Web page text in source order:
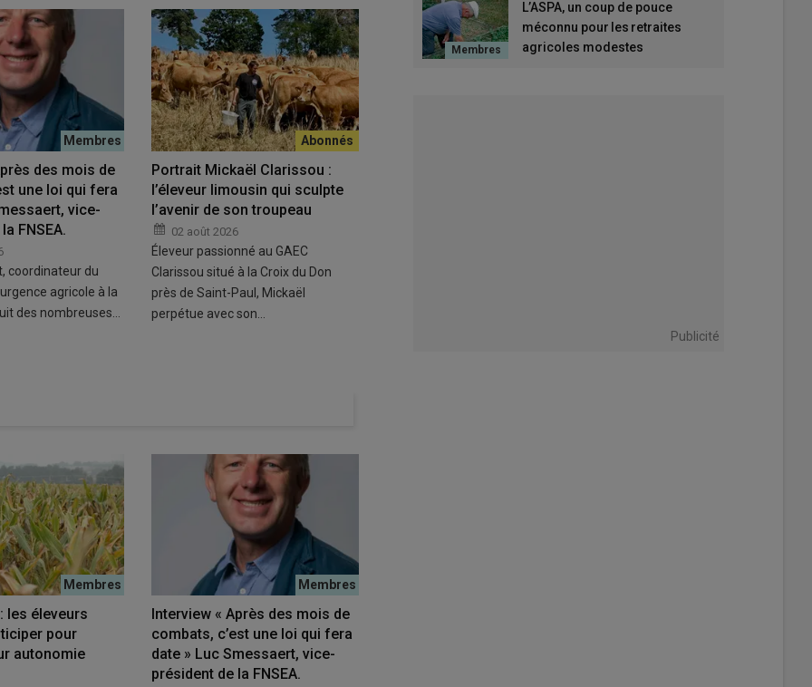
des mois de
une loi qui fera
vice-
FNSEA.
coordinateur du
agricole à la
des nombreuses…
Portrait Mickaël Clarissou :
l’éleveur limousin qui sculpte
l’avenir de son troupeau
02 août 2026
Éleveur passionné au GAEC
Clarissou situé à la Croix du Don
près de Saint-Paul, Mickaël
perpétue avec son…
les éleveurs
pour
autonomie
Interview « Après des mois de
combats, c’est une loi qui fera
date » Luc Smessaert, vice-
président de la FNSEA.
L’ASPA, un coup de pouce
méconnu pour les retraites
agricoles modestes
Publicité